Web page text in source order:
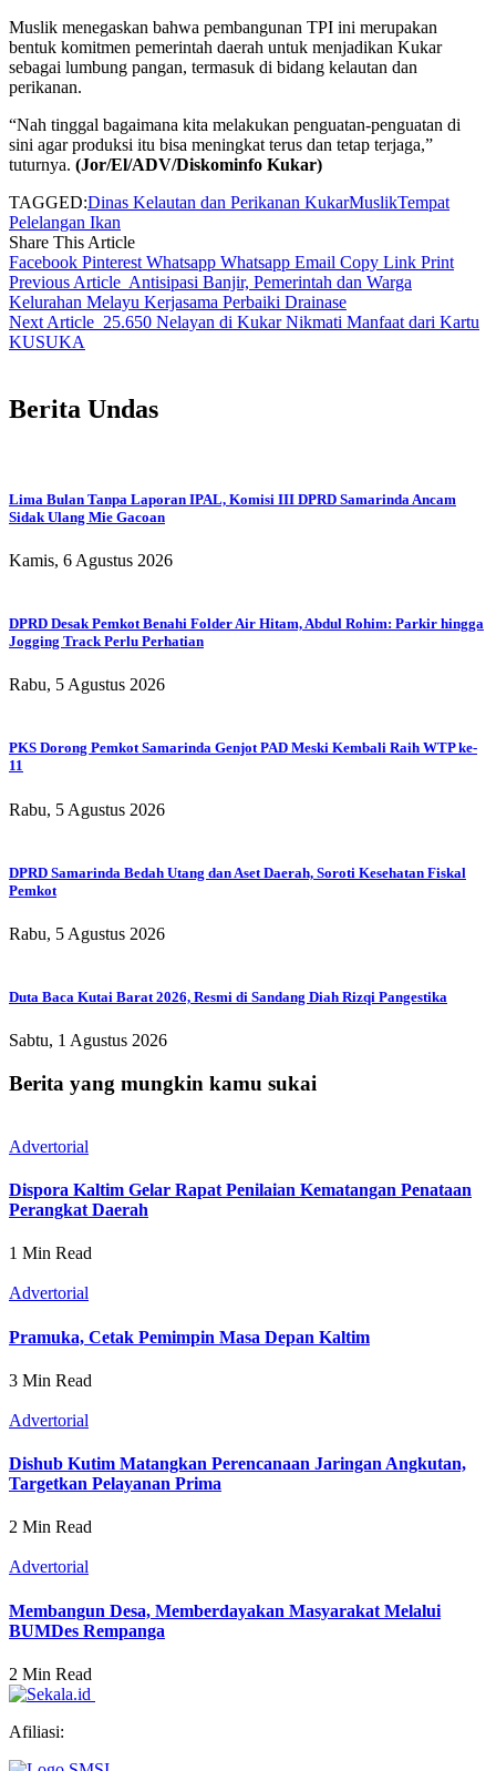
Muslik menegaskan bahwa pembangunan TPI ini merupakan
bentuk komitmen pemerintah daerah untuk menjadikan Kukar
sebagai lumbung pangan, termasuk di bidang kelautan dan
perikanan.
“Nah tinggal bagaimana kita melakukan penguatan-penguatan di
sini agar produksi itu bisa meningkat terus dan tetap terjaga,”
tuturnya. (Jor/El/ADV/Diskominfo Kukar)
TAGGED:Dinas Kelautan dan Perikanan KukarMuslikTempat
Pelelangan Ikan
Share This Article
Facebook Pinterest Whatsapp Whatsapp Email Copy Link Print
Previous Article Antisipasi Banjir, Pemerintah dan Warga
Kelurahan Melayu Kerjasama Perbaiki Drainase
Next Article 25.650 Nelayan di Kukar Nikmati Manfaat dari Kartu
KUSUKA
Berita Undas
Lima Bulan Tanpa Laporan IPAL, Komisi III DPRD Samarinda Ancam
Sidak Ulang Mie Gacoan
Kamis, 6 Agustus 2026
DPRD Desak Pemkot Benahi Folder Air Hitam, Abdul Rohim: Parkir hingga
Jogging Track Perlu Perhatian
Rabu, 5 Agustus 2026
PKS Dorong Pemkot Samarinda Genjot PAD Meski Kembali Raih WTP ke-
11
Rabu, 5 Agustus 2026
DPRD Samarinda Bedah Utang dan Aset Daerah, Soroti Kesehatan Fiskal
Pemkot
Rabu, 5 Agustus 2026
Duta Baca Kutai Barat 2026, Resmi di Sandang Diah Rizqi Pangestika
Sabtu, 1 Agustus 2026
Berita yang mungkin kamu sukai
Advertorial
Dispora Kaltim Gelar Rapat Penilaian Kematangan Penataan
Perangkat Daerah
1 Min Read
Advertorial
Pramuka, Cetak Pemimpin Masa Depan Kaltim
3 Min Read
Advertorial
Dishub Kutim Matangkan Perencanaan Jaringan Angkutan,
Targetkan Pelayanan Prima
2 Min Read
Advertorial
Membangun Desa, Memberdayakan Masyarakat Melalui
BUMDes Rempanga
2 Min Read
Afiliasi: